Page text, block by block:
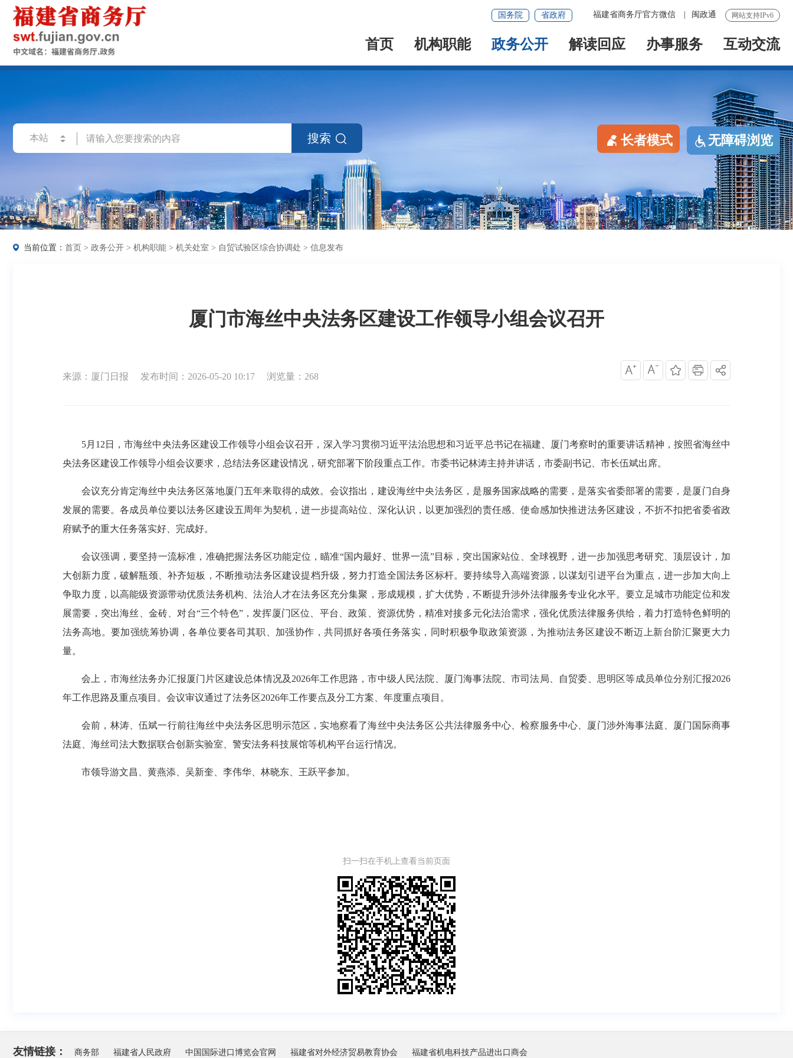
网站支持IPv6
福建省商务厅官方微信 闽政通
国务院 省政府
首页 机构职能 政务公开 解读回应 办事服务 互动交流
搜索 长者模式 无障碍浏览
当前位置： 首页 > 政务公开 > 机构职能 > 机关处室 > 自贸试验区综合协调处 > 信息发布
厦门市海丝中央法务区建设工作领导小组会议召开
来源：厦门日报 发布时间：2026-05-20 10:17 浏览量：268
5月12日，市海丝中央法务区建设工作领导小组会议召开，深入学习贯彻习近平法治思想和习近平总书记在福建、厦门考察时的重要讲话精神，按照省海丝中
央法务区建设工作领导小组会议要求，总结法务区建设情况，研究部署下阶段重点工作。市委书记林涛主持并讲话，市委副书记、市长伍斌出席。
会议充分肯定海丝中央法务区落地厦门五年来取得的成效。会议指出，建设海丝中央法务区，是服务国家战略的需要，是落实省委部署的需要，是厦门自身
发展的需要。各成员单位要以法务区建设五周年为契机，进一步提高站位、深化认识，以更加强烈的责任感、使命感加快推进法务区建设，不折不扣把省委省政
府赋予的重大任务落实好、完成好。
会议强调，要坚持一流标准，准确把握法务区功能定位，瞄准“国内最好、世界一流”目标，突出国家站位、全球视野，进一步加强思考研究、顶层设计，加
大创新力度，破解瓶颈、补齐短板，不断推动法务区建设提档升级，努力打造全国法务区标杆。要持续导入高端资源，以谋划引进平台为重点，进一步加大向上
争取力度，以高能级资源带动优质法务机构、法治人才在法务区充分集聚，形成规模，扩大优势，不断提升涉外法律服务专业化水平。要立足城市功能定位和发
展需要，突出海丝、金砖、对台“三个特色”，发挥厦门区位、平台、政策、资源优势，精准对接多元化法治需求，强化优质法律服务供给，着力打造特色鲜明的
法务高地。要加强统筹协调，各单位要各司其职、加强协作，共同抓好各项任务落实，同时积极争取政策资源，为推动法务区建设不断迈上新台阶汇聚更大力
量。
会上，市海丝法务办汇报厦门片区建设总体情况及2026年工作思路，市中级人民法院、厦门海事法院、市司法局、自贸委、思明区等成员单位分别汇报2026
年工作思路及重点项目。会议审议通过了法务区2026年工作要点及分工方案、年度重点项目。
会前，林涛、伍斌一行前往海丝中央法务区思明示范区，实地察看了海丝中央法务区公共法律服务中心、检察服务中心、厦门涉外海事法庭、厦门国际商事
法庭、海丝司法大数据联合创新实验室、警安法务科技展馆等机构平台运行情况。
市领导游文昌、黄燕添、吴新奎、李伟华、林晓东、王跃平参加。
扫一扫在手机上查看当前页面
友情链接： 商务部 福建省人民政府 中国国际进口博览会官网 福建省对外经济贸易教育协会 福建省机电科技产品进出口商会